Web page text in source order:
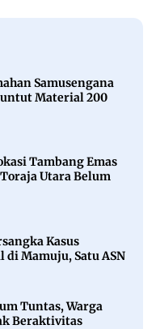
Samusengana
Material 200
Tambang Emas
Utara Belum
Kasus
di Mamuju, Satu ASN
Tuntas, Warga
Beraktivitas